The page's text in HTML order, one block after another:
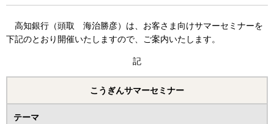
高知銀行（頭取 海治勝彦）は、お客さま向けサマーセミナーを
下記のとおり開催いたしますので、ご案内いたします。
記
こうぎんサマーセミナー
テーマ